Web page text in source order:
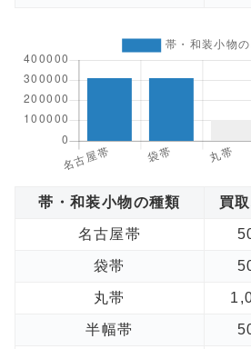
帯・和装小物の種類 買
名古屋帯
袋帯
丸帯
半幅帯